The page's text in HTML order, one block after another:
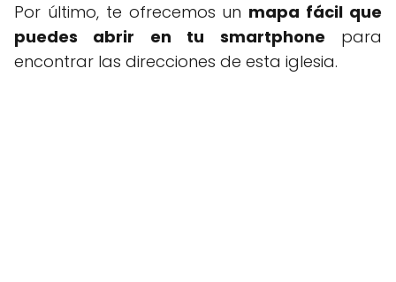
Por último, te ofrecemos un mapa fácil que
puedes abrir en tu smartphone para
encontrar las direcciones de esta iglesia.